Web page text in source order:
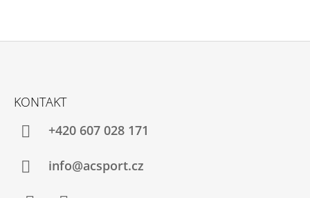
KONTAKT
+420 607 028 171
info@acsport.cz